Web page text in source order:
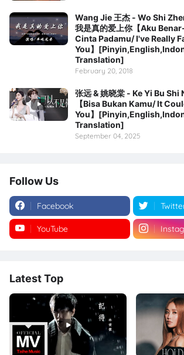
Wang Jie 王杰 - Wo Shi
我是真的爱上你【Aku
Cinta Padamu/ I've Really
You】
Translation]
February 20, 2018
张远 & 姚晓棠 - Ke Yi Bu Shi
【Bisa Bukan Kamu/ It
You】
Translation]
September 04, 2025
Follow Us
Facebook
YouTube
Latest Top